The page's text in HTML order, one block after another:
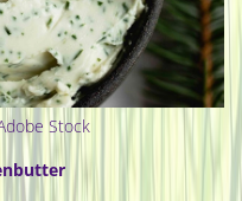
Stock